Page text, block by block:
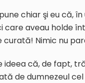
chiar şi eu că,
care aveau holde
Nimic nu
ideea că, de fapt,
de dumnezeul